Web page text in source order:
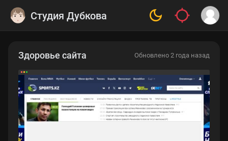
Студия Дубкова
Здоровье сайта Обновлено 2 года назад